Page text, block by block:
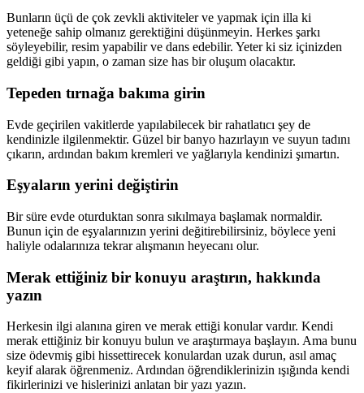
Bunların üçü de çok zevkli aktiviteler ve yapmak için illa ki
yeteneğe sahip olmanız gerektiğini düşünmeyin. Herkes şarkı
söyleyebilir, resim yapabilir ve dans edebilir. Yeter ki siz içinizden
geldiği gibi yapın, o zaman size has bir oluşum olacaktır.
Tepeden tırnağa bakıma girin
Evde geçirilen vakitlerde yapılabilecek bir rahatlatıcı şey de
kendinizle ilgilenmektir. Güzel bir banyo hazırlayın ve suyun tadını
çıkarın, ardından bakım kremleri ve yağlarıyla kendinizi şımartın.
Eşyaların yerini değiştirin
Bir süre evde oturduktan sonra sıkılmaya başlamak normaldir.
Bunun için de eşyalarınızın yerini değitirebilirsiniz, böylece yeni
haliyle odalarınıza tekrar alışmanın heyecanı olur.
Merak ettiğiniz bir konuyu araştırın, hakkında
yazın
Herkesin ilgi alanına giren ve merak ettiği konular vardır. Kendi
merak ettiğiniz bir konuyu bulun ve araştırmaya başlayın. Ama bunu
size ödevmiş gibi hissettirecek konulardan uzak durun, asıl amaç
keyif alarak öğrenmeniz. Ardından öğrendiklerinizin ışığında kendi
fikirlerinizi ve hislerinizi anlatan bir yazı yazın.